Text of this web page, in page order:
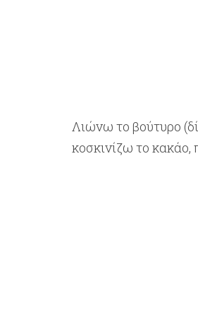
Λιώνω το βούτυρο
κοσκινίζω το κακάο,